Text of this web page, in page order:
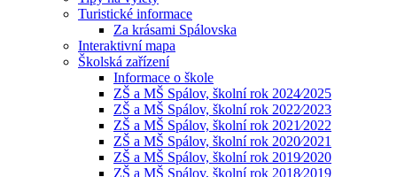
Turistické informace
Za krásami Spálovska
Interaktivní mapa
Školská zařízení
Informace o škole
ZŠ a MŠ Spálov, školní rok 2024⁄2025
ZŠ a MŠ Spálov, školní rok 2022⁄2023
ZŠ a MŠ Spálov, školní rok 2021⁄2022
ZŠ a MŠ Spálov, školní rok 2020⁄2021
ZŠ a MŠ Spálov, školní rok 2019⁄2020
ZŠ a MŠ Spálov, školní rok 2018⁄2019